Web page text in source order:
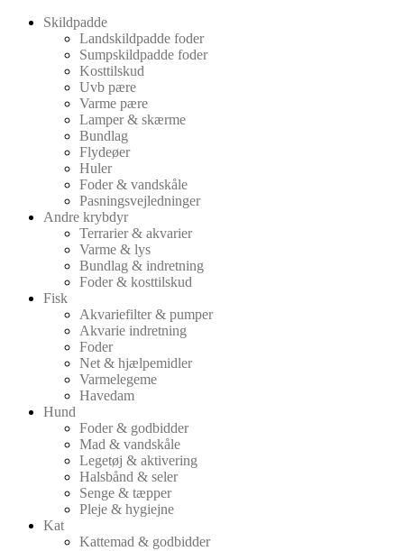
Skildpadde
Landskildpadde foder
Sumpskildpadde foder
Kosttilskud
Uvb pære
Varme pære
Lamper & skærme
Bundlag
Flydeøer
Huler
Foder & vandskåle
Pasningsvejledninger
Andre krybdyr
Terrarier & akvarier
Varme & lys
Bundlag & indretning
Foder & kosttilskud
Fisk
Akvariefilter & pumper
Akvarie indretning
Foder
Net & hjælpemidler
Varmelegeme
Havedam
Hund
Foder & godbidder
Mad & vandskåle
Legetøj & aktivering
Halsbånd & seler
Senge & tæpper
Pleje & hygiejne
Kat
Kattemad & godbidder